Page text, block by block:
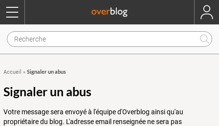
Accueil » Signaler un abus
Signaler un abus
Votre message sera envoyé à l'équipe d'Overblog ainsi qu'au
propriétaire du blog. L'adresse email renseignée ne sera pas